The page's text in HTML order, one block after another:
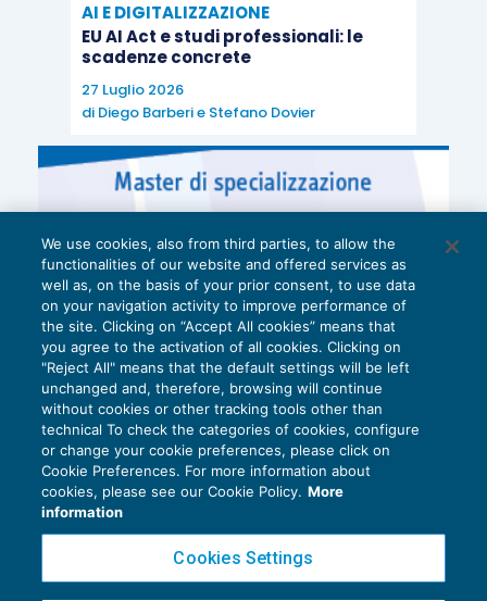
AI E DIGITALIZZAZIONE
EU AI Act e studi professionali: le
scadenze concrete
27 Luglio 2026
di Diego Barberie Stefano Dovier
Privacy Policy
Cookie Policy
We use cookies, also from third parties, to allow the
functionalities of our website and offered services as
well as, on the basis of your prior consent, to use data
on your navigation activity to improve performance of
the site. Clicking on “Accept All cookies” means that
you agree to the activation of all cookies. Clicking on
"Reject All" means that the default settings will be left
unchanged and, therefore, browsing will continue
without cookies or other tracking tools other than
technical To check the categories of cookies, configure
or change your cookie preferences, please click on
Cookie Preferences. For more information about
cookies, please see our Cookie Policy. More
information
Cookies Settings